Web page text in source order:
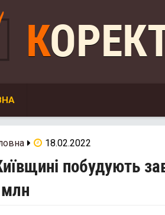
18.02.2022
побудують